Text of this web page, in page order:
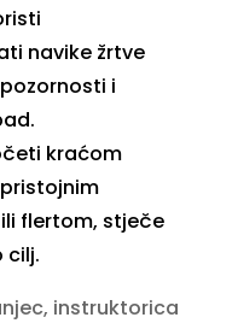
navike žrtve
i
kraćom
flertom, stječe
cilj.
instruktorica